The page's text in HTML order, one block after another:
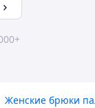
Женские брюки